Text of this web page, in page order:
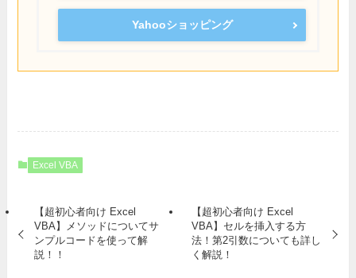
Yahooショッピング
Excel VBA
【超初心者向け Excel
VBA】メソッドについてサ
ンプルコードを使って解
説！！
【超初心者向け Excel
VBA】セルを挿入する方
法！第2引数についても詳し
く解説！